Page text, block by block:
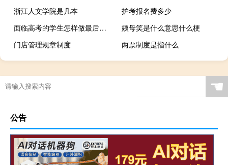
浙江人文学院是几本
护考报名费多少
面临高考的学生怎样做最后的冲刺（高考前如何做最后冲刺）
姨母笑是什么意思什么梗
门店管理规章制度
两票制度是指什么
☚
公告